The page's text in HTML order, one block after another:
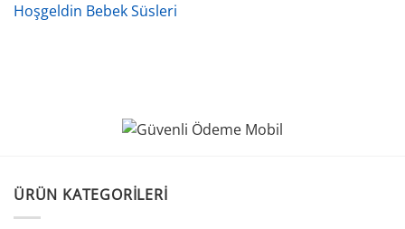
Hoşgeldin Bebek Süsleri
ÜRÜN KATEGORILERI